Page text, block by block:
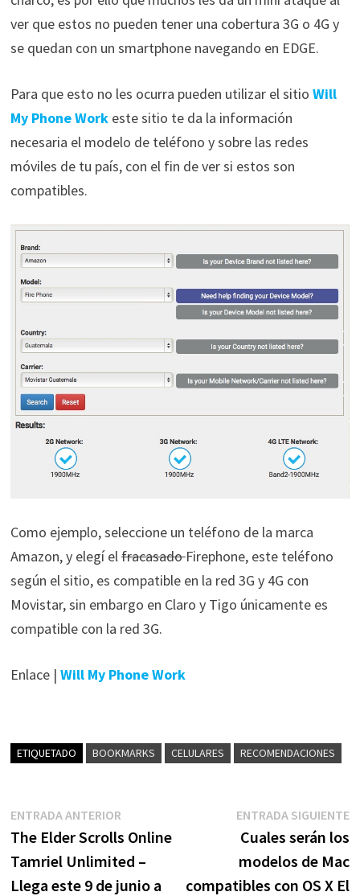
ver que estos no pueden tener una cobertura 3G o 4G y
se quedan con un smartphone navegando en EDGE.
Para que esto no les ocurra pueden utilizar el sitio Will
My Phone Workeste sitio te da la información
necesaria el modelo de teléfono y sobre las redes
móviles de tu país, con el fin de ver si estos son
compatibles.
Como ejemplo, seleccione un teléfono de la marca
Amazon, y elegí elfracasadoFirephone, este teléfono
según el sitio, es compatible en la red 3G y 4G con
Movistar, sin embargo en Claro y Tigo únicamente es
compatible con la red 3G.
Enlace | Will My Phone Work
ETIQUETADO BOOKMARKS CELULARES RECOMENDACIONES
Navegación
de
entradas
ENTRADA ANTERIOREntrada
anterior:
The Elder Scrolls Online
Tamriel Unlimited –
Llega este 9 de junio a
ENTRADA SIGUIENTE
Cuales serán los
modelos de Mac
compatibles con OS X El